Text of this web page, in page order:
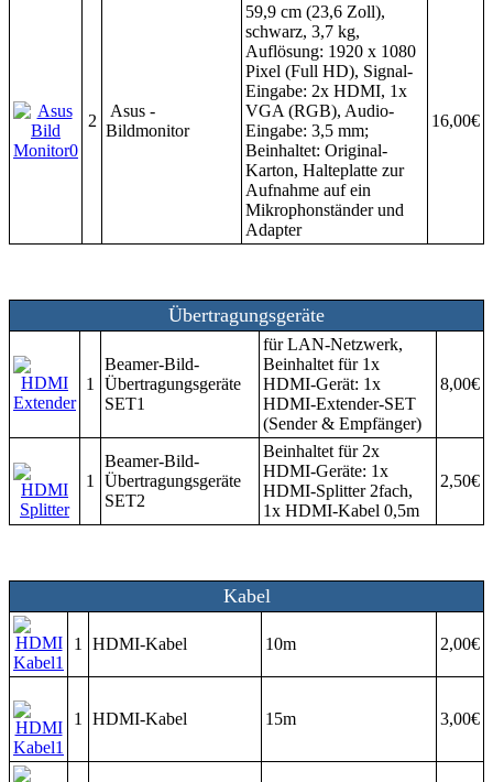
2
Asus -
Bildmonitor
59,9 cm (23,6 Zoll),
schwarz, 3,7 kg,
Auflösung: 1920 x 1080
Pixel (Full HD), Signal-
Eingabe: 2x HDMI, 1x
VGA (RGB), Audio-
Eingabe: 3,5 mm;
Beinhaltet: Original-
Karton, Halteplatte zur
Aufnahme auf ein
Mikrophonständer und
Adapter
16,00€
Übertragungsgeräte
1
Beamer-Bild-
Übertragungsgeräte
SET1
für LAN-Netzwerk,
Beinhaltet für 1x
HDMI-Gerät: 1x
HDMI-Extender-SET
(Sender & Empfänger)
8,00€
1
Beamer-Bild-
Übertragungsgeräte
SET2
Beinhaltet für 2x
HDMI-Geräte: 1x
HDMI-Splitter 2fach,
1x HDMI-Kabel 0,5m
2,50€
Kabel
1 HDMI-Kabel 10m 2,00€
1 HDMI-Kabel 15m 3,00€